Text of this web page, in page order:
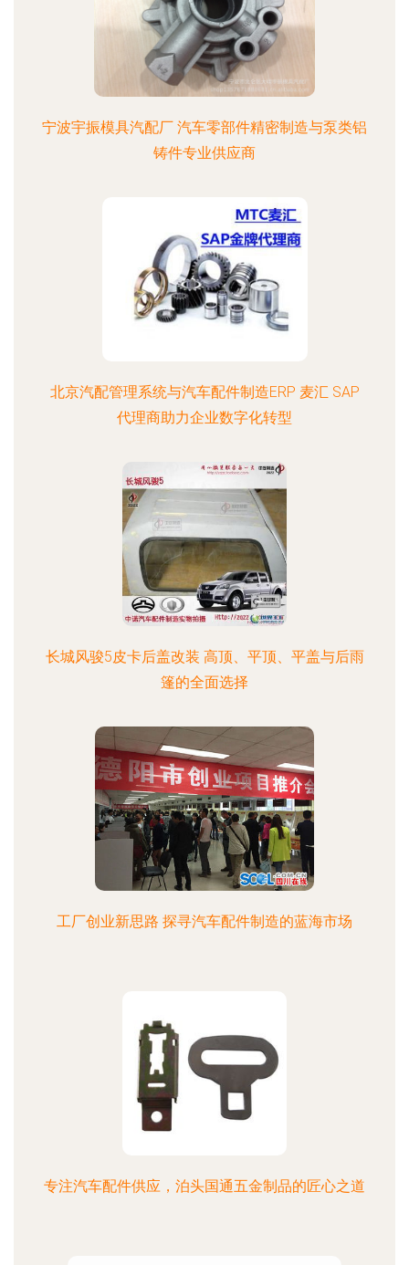
宁波宇振模具汽配厂 汽车零部件精密制造与泵类铝
铸件专业供应商
北京汽配管理系统与汽车配件制造ERP 麦汇 SAP
代理商助力企业数字化转型
长城风骏5皮卡后盖改装 高顶、平顶、平盖与后雨
篷的全面选择
工厂创业新思路 探寻汽车配件制造的蓝海市场
专注汽车配件供应，泊头国通五金制品的匠心之道